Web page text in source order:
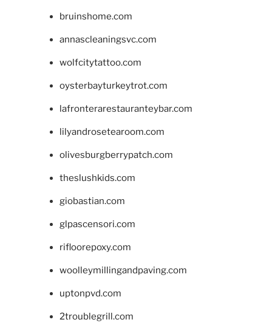
bruinshome.com
annascleaningsvc.com
wolfcitytattoo.com
oysterbayturkeytrot.com
lafronterarestauranteybar.com
lilyandrosetearoom.com
olivesburgberrypatch.com
theslushkids.com
giobastian.com
glpascensori.com
rifloorepoxy.com
woolleymillingandpaving.com
uptonpvd.com
2troublegrill.com